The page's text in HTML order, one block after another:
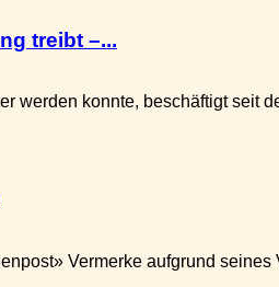
treibt –...
werden konnte, beschäftigt seit
Vermerke aufgrund